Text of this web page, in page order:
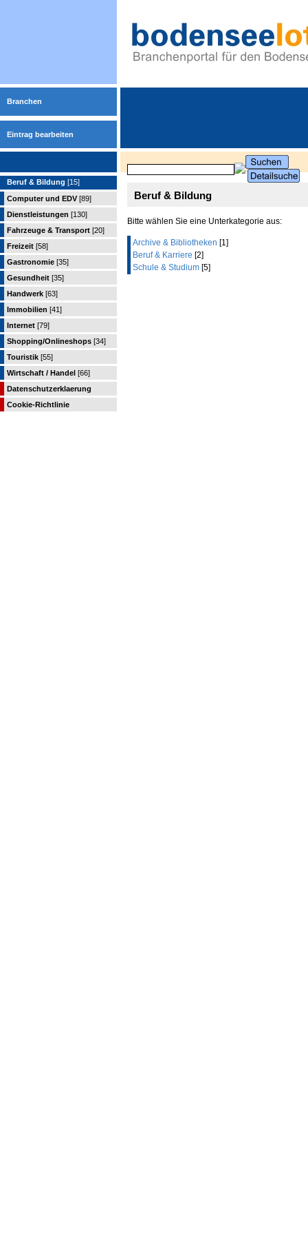
Branchen
Eintrag bearbeiten
Beruf & Bildung [15]
Computer und EDV [89]
Dienstleistungen [130]
Fahrzeuge & Transport [20]
Freizeit [58]
Gastronomie [35]
Gesundheit [35]
Handwerk [63]
Immobilien [41]
Internet [79]
Shopping/Onlineshops [34]
Touristik [55]
Wirtschaft / Handel [66]
Datenschutzerklaerung
Cookie-Richtlinie
Beruf & Bildung
Bitte wählen Sie eine Unterkategorie aus:
Archive & Bibliotheken [1]
Beruf & Karriere [2]
Schule & Studium [5]